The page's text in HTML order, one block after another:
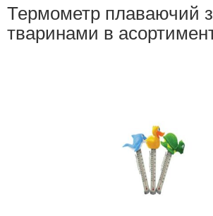
Термометр плаваючий з
тваринами в